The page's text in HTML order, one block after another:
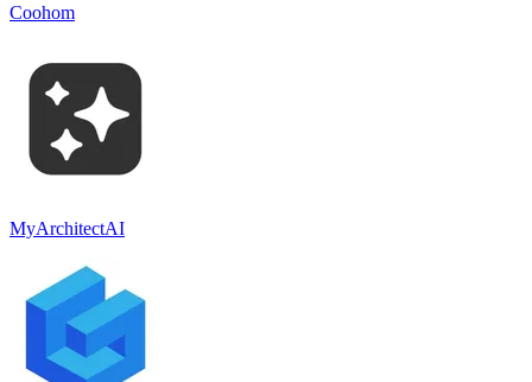
Coohom
MyArchitectAI